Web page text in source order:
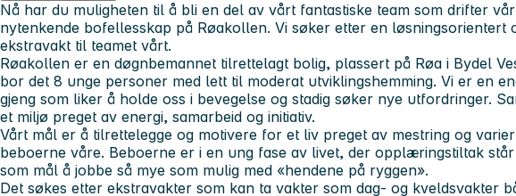
Nå har du muligheten til å bli en del av vårt fantastiske team som drifter
nytenkende bofellesskap på Røakollen. Vi søker etter en løsningsorientert
ekstravakt til teamet vårt.
Røakollen er en døgnbemannet tilrettelagt bolig, plassert på Røa i Bydel
bor det 8 unge personer med lett til moderat utviklingshemming. Vi er en
gjeng som liker å holde oss i bevegelse og stadig søker nye utfordringer.
et miljø preget av energi, samarbeid og initiativ.
Vårt mål er å tilrettelegge og motivere for et liv preget av mestring og
beboerne våre. Beboerne er i en ung fase av livet, der opplæringstiltak
som mål å jobbe så mye som mulig med «hendene på ryggen».
Det søkes etter ekstravakter som kan ta vakter som dag- og kveldsvakter